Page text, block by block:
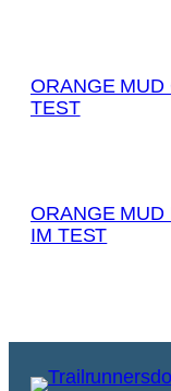
ORANGE MUD
TEST
ORANGE MUD
IM TEST